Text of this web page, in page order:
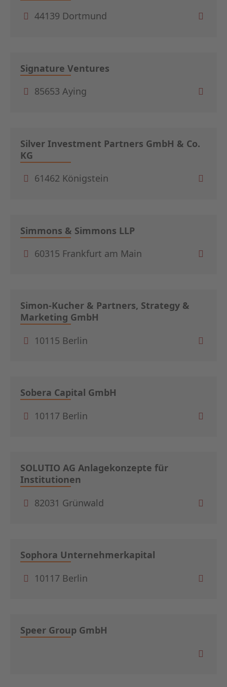
44139 Dortmund
Signature Ventures
85653 Aying
Silver Investment Partners GmbH & Co.
KG
61462 Königstein
Simmons & Simmons LLP
60315 Frankfurt am Main
Simon-Kucher & Partners, Strategy &
Marketing GmbH
10115 Berlin
Sobera Capital GmbH
10117 Berlin
SOLUTIO AG Anlagekonzepte für
Institutionen
82031 Grünwald
Sophora Unternehmerkapital
10117 Berlin
Speer Group GmbH